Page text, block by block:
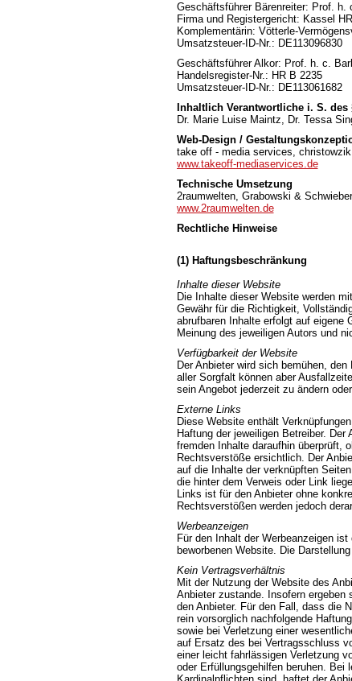
Geschäftsführer Bärenreiter: Prof. h.
Firma und Registergericht: Kassel
Komplementärin: Vötterle-
Umsatzsteuer-ID-Nr.: DE113096830
Geschäftsführer Alkor: Prof. h. c.
Handelsregister-Nr.: HR B 2235
Umsatzsteuer-ID-Nr.: DE113061682
Inhaltlich Verantwortliche i. S. des
Dr. Marie Luise Maintz, Dr. Tessa
Web-Design /
take off - media services,
www.takeoff-mediaservices.de
Technische Umsetzung
2raumwelten, Grabowski &
www.2raumwelten.de
Rechtliche Hinweise
(1) Haftungsbeschränkung
Inhalte dieser Website
Die Inhalte dieser Website werden
Gewähr für die Richtigkeit,
abrufbaren Inhalte erfolgt auf eigene
Meinung des jeweiligen Autors und
Verfügbarkeit der Website
Der Anbieter wird sich bemühen,
aller Sorgfalt können aber
sein Angebot jederzeit zu ändern
Externe Links
Diese Website enthält
Haftung der jeweiligen Betreiber.
fremden Inhalte daraufhin überprüft,
Rechtsverstöße ersichtlich. Der
auf die Inhalte der verknüpften
die hinter dem Verweis oder Link
Links ist für den Anbieter ohne
Rechtsverstößen werden jedoch
Werbeanzeigen
Für den Inhalt der Werbeanzeigen
beworbenen Website. Die
Kein Vertragsverhältnis
Mit der Nutzung der Website des
Anbieter zustande. Insofern ergeben
den Anbieter. Für den Fall, dass die
rein vorsorglich nachfolgende
sowie bei Verletzung einer
auf Ersatz des bei Vertragsschluss
einer leicht fahrlässigen Verletzung
oder Erfüllungsgehilfen beruhen. Bei